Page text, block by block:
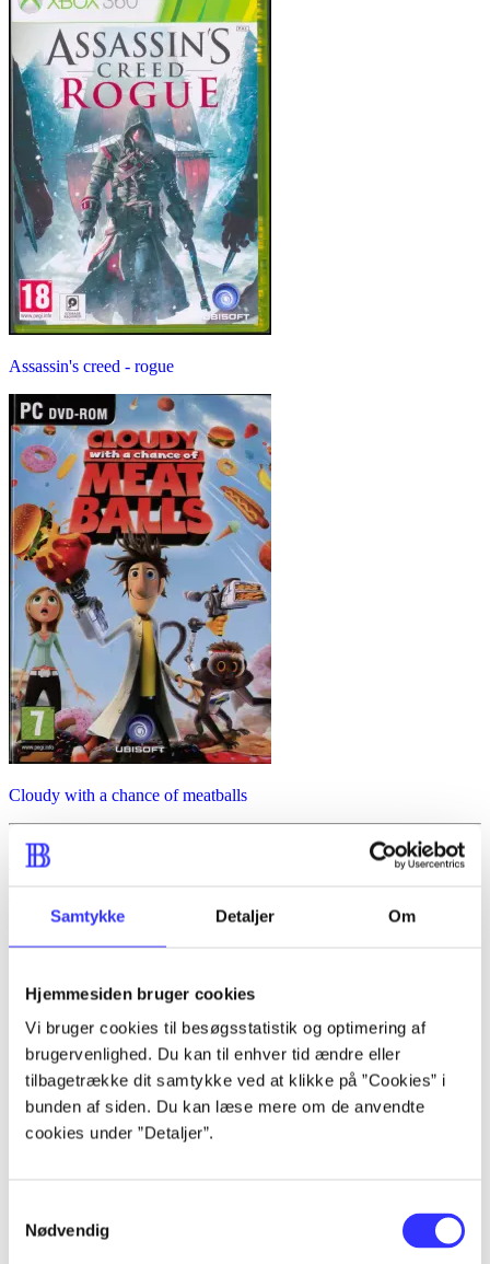
Samtykke Detaljer Om
Hjemmesiden bruger cookies
Vi bruger cookies til besøgsstatistik og optimering af
brugervenlighed. Du kan til enhver tid ændre eller
tilbagetrække dit samtykke ved at klikke på ”Cookies” i
bunden af siden. Du kan læse mere om de anvendte
cookies under ”Detaljer”.
Nødvendig
Assassin's creed - rogue
Cloudy with a chance of meatballs
Anmeldelser (3)
Bibliotekernes vurdering
af
Henrik Schou
d. 9. mar. 2012
Street fighter, nok primært drenge, fra
omkring 12 år og op. Sproget er engelsk.